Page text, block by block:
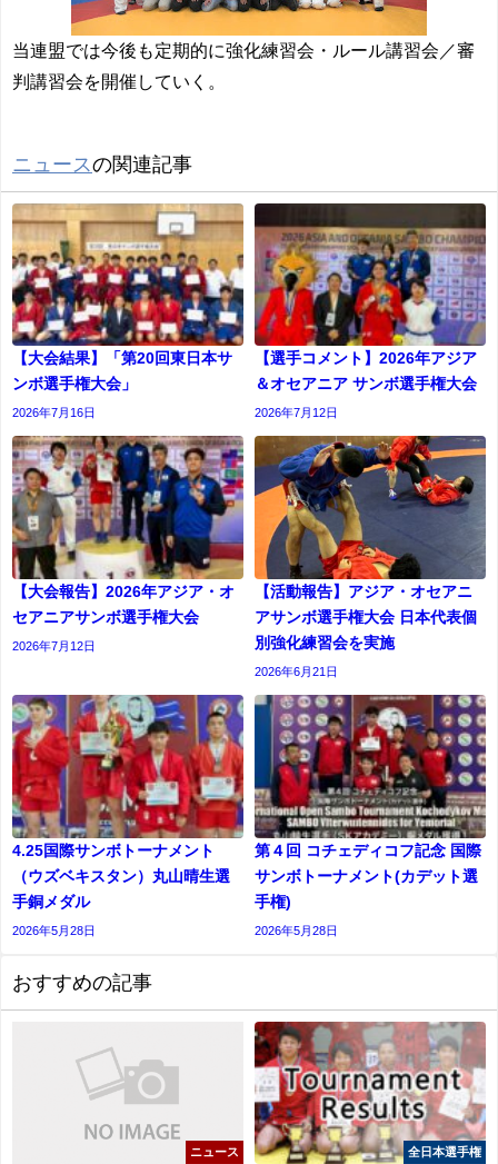
当連盟では今後も定期的に強化練習会・ルール講習会／審
判講習会を開催していく。
ニュースの関連記事
【大会結果】「第20回東日本サ
ンボ選手権大会」
2026年7月16日
【選手コメント】2026年アジア
＆オセアニア サンボ選手権大会
2026年7月12日
【大会報告】2026年アジア・オ
セアニアサンボ選手権大会
2026年7月12日
【活動報告】アジア・オセアニ
アサンボ選手権大会 日本代表個
別強化練習会を実施
2026年6月21日
4.25国際サンボトーナメント
（ウズベキスタン）丸山晴生選
手銅メダル
2026年5月28日
第４回 コチェディコフ記念 国際
サンボトーナメント(カデット選
⼿権)
2026年5月28日
おすすめの記事
ニュース 全日本選手権